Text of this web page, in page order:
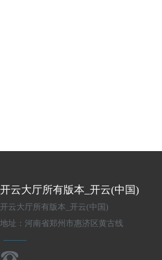
开云大厅所有版本_开云(中国)
开云大厅所有版本_开云(中国)
地址：河南省郑州市惠济区黄古线